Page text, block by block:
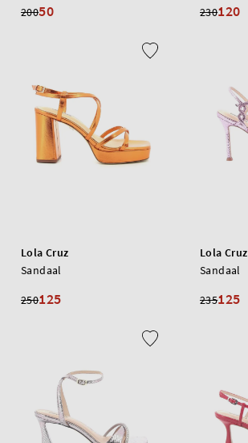
20050 230120
Lola Cruz
Sandaal
250125
Lola Cruz
Sandaal
235125